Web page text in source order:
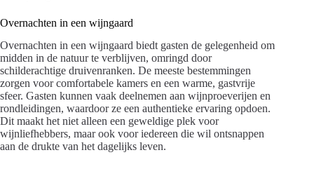
Overnachten in een wijngaard
Overnachten in een wijngaard biedt gasten de gelegenheid om
midden in de natuur te verblijven, omringd door
schilderachtige druivenranken. De meeste bestemmingen
zorgen voor comfortabele kamers en een warme, gastvrije
sfeer. Gasten kunnen vaak deelnemen aan wijnproeverijen en
rondleidingen, waardoor ze een authentieke ervaring opdoen.
Dit maakt het niet alleen een geweldige plek voor
wijnliefhebbers, maar ook voor iedereen die wil ontsnappen
aan de drukte van het dagelijks leven.